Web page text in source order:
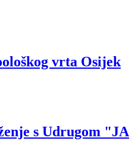
vrta Osijek
s Udrugom "JA